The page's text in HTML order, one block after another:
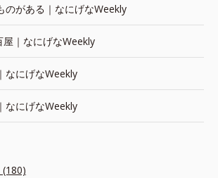
のがある｜なにげなWeekly
｜なにげなWeekly
なにげなWeekly
なにげなWeekly